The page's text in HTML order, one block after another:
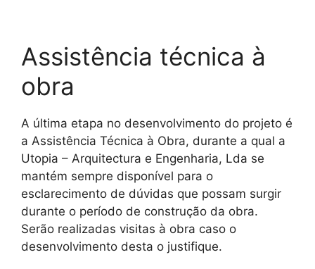
Assistência técnica à
obra
A última etapa no desenvolvimento do projeto é
a Assistência Técnica à Obra, durante a qual a
Utopia – Arquitectura e Engenharia, Lda se
mantém sempre disponível para o
esclarecimento de dúvidas que possam surgir
durante o período de construção da obra.
Serão realizadas visitas à obra caso o
desenvolvimento desta o justifique.